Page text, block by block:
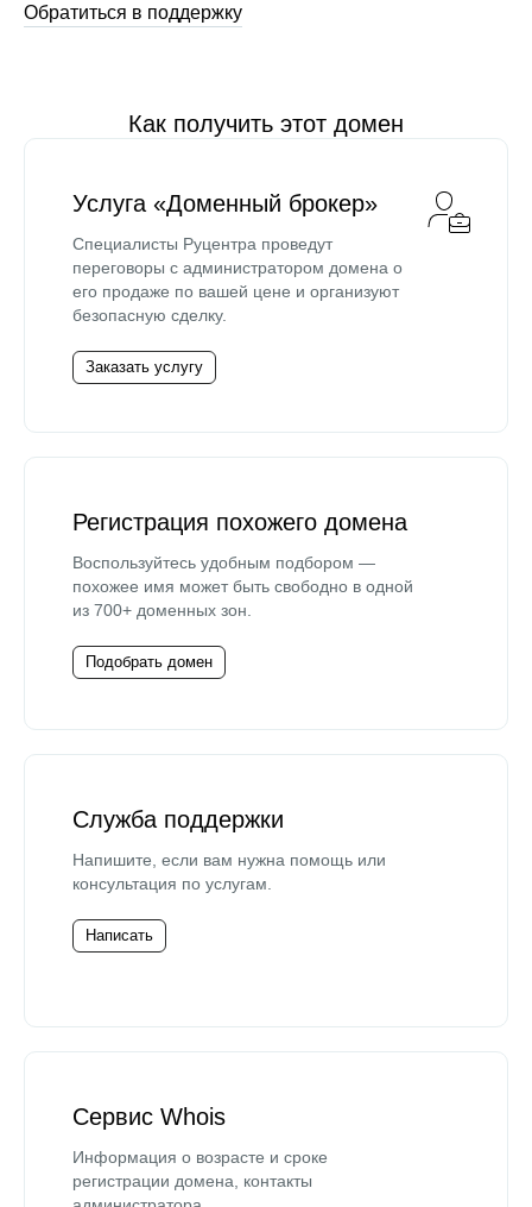
Обратиться в поддержку
Как получить этот домен
Услуга «Доменный брокер»
Специалисты Руцентра проведут
переговоры с администратором домена о
его продаже по вашей цене и организуют
безопасную сделку.
Заказать услугу
Регистрация похожего домена
Воспользуйтесь удобным подбором —
похожее имя может быть свободно в одной
из 700+ доменных зон.
Подобрать домен
Служба поддержки
Напишите, если вам нужна помощь или
консультация по услугам.
Написать
Сервис Whois
Информация о возрасте и сроке
регистрации домена, контакты